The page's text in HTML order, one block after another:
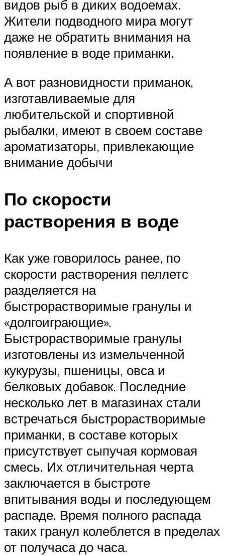
видов рыб в диких водоемах.
Жители подводного мира могут
даже не обратить внимания на
появление в воде приманки.
А вот разновидности приманок,
изготавливаемые для
любительской и спортивной
рыбалки, имеют в своем составе
ароматизаторы, привлекающие
внимание добычи
По скорости
растворения в воде
Как уже говорилось ранее, по
скорости растворения пеллетс
разделяется на
быстрорастворимые гранулы и
«долгоиграющие».
Быстрорастворимые гранулы
изготовлены из измельченной
кукурузы, пшеницы, овса и
белковых добавок. Последние
несколько лет в магазинах стали
встречаться быстрорастворимые
приманки, в составе которых
присутствует сыпучая кормовая
смесь. Их отличительная черта
заключается в быстроте
впитывания воды и последующем
распаде. Время полного распада
таких гранул колеблется в пределах
от получаса до часа.